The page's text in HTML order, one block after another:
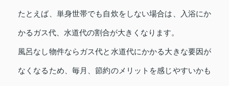
たとえば、単身世帯でも自炊をしない場合は、入浴にか
かるガス代、水道代の割合が大きくなります。
風呂なし物件ならガス代と水道代にかかる大きな要因が
なくなるため、毎月、節約のメリットを感じやすいかも